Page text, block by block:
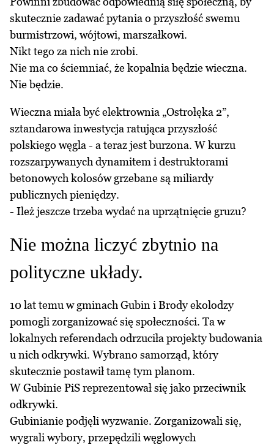
skutecznie zadawać pytania o przyszłość swemu
burmistrzowi, wójtowi, marszałkowi.
Nikt tego za nich nie zrobi.
Nie ma co ściemniać, że kopalnia będzie wieczna.
Nie będzie.
Wieczna miała być elektrownia „Ostrołęka 2”,
sztandarowa inwestycja ratująca przyszłość
polskiego węgla - a teraz jest burzona. W kurzu
rozszarpywanych dynamitem i destruktorami
betonowych kolosów grzebane są miliardy
publicznych pieniędzy.
- Ileż jeszcze trzeba wydać na uprzątnięcie gruzu?
Nie można liczyć zbytnio na
polityczne układy.
10 lat temu w gminach Gubin i Brody ekolodzy
pomogli zorganizować się społeczności. Ta w
lokalnych referendach odrzuciła projekty budowania
u nich odkrywki. Wybrano samorząd, który
skutecznie postawił tamę tym planom.
W Gubinie PiS reprezentował się jako przeciwnik
odkrywki.
Gubinianie podjęli wyzwanie. Zorganizowali się,
wygrali wybory, przepędzili węglowych